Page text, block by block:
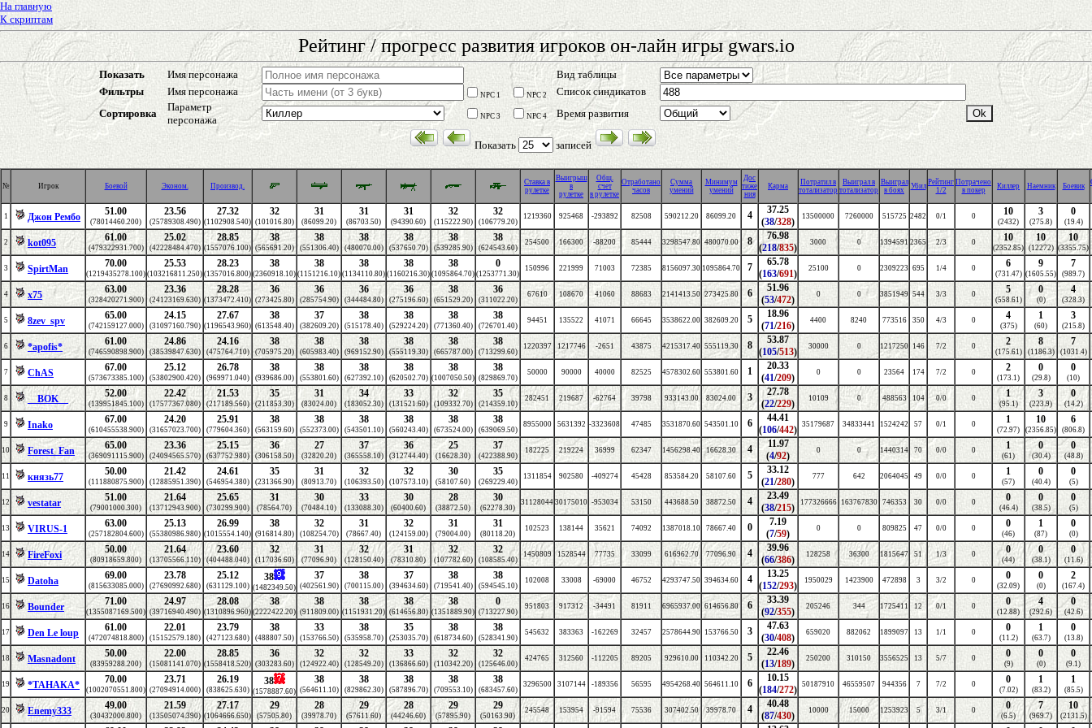
На главную
К скриптам
Рейтинг / прогресс развития игроков он-лайн игры gwars.io
Показать Имя персонажа
Вид таблицы
Фильтры
Имя персонажа NPC 1 NPC 2
Список синдикатов
Сортировка
Параметр
персонажа
NPC 3 NPC 4 Время развития
Показать записей
№ Игрок Боевой Эконом. Производ.
Cтавка в
рулетке
Выигрыш
в
рулетке
Общ.
счет
в рулетке
Отработано
часов
Сумма
умений
Минимум
умений
Дос
тиже
ния
Карма
Потратил в
тотализатор
Выиграл в
тотализатор
Выиграл
в боях
Убил Рейтинг
1/2
Потрачено
в покер
Киллер Наемник Боевик
1 Джон Рембо 51.00
(78014460.200)
23.56
(25789308.490)
27.32
(1102908.540)
32
(101016.80)
31
(86099.20)
31
(86703.50)
31
(94390.60)
32
(115222.90)
32
(106779.20)
1219360 925468 -293892 82508 590212.20 86099.20 4
37.25
(38/328) 13500000 7260000 515725 2482 0/1 0 10
(2432)
3
(275.8)
0
(19.4)
2 kot095 61.00
(479322931.700)
25.02
(42228484.470)
28.85
(1557076.100)
38
(565691.20)
38
(551306.40)
38
(480070.00)
38
(537650.70)
38
(539285.90)
38
(624543.60)
254500 166300 -88200 85444 3298547.80 480070.00 8
76.98
(218/835) 3000 0 1394591 2365 2/3 0 10
(2352.85)
10
(12272)
10
(3355.75)
3 SpirtMan 70.00
(1219435278.100)
25.53
(103216811.250)
28.23
(1357016.800)
38
(2360918.10)
38
(1151216.10)
38
(1134110.80)
38
(1160216.30)
38
(1095864.70)
0
(1253771.30)
150996 221999 71003 72385 8156097.30 1095864.70 7
65.78
(163/691) 25100 0 2309223 695 1/4 0 6
(731.47)
9
(1605.55)
7
(989.7)
4 x75 63.00
(328420271.900)
23.36
(24123169.630)
28.28
(1373472.410)
36
(273425.80)
36
(285754.90)
36
(344484.80)
36
(275196.60)
38
(651529.20)
36
(311022.20)
67610 108670 41060 88683 2141413.50 273425.80 6
51.96
(53/472) 0 0 3851949 544 3/3 0 5
(558.61)
0
(0)
4
(328.3)
5 8zev_spv 65.00
(742159127.000)
24.15
(31097160.790)
27.67
(1196543.960)
38
(613548.40)
37
(382609.20)
38
(515178.40)
38
(529224.20)
38
(771360.40)
38
(726701.40)
94451 135522 41071 66645 3538622.00 382609.20 5
18.96
(71/216) 4400 8240 773516 350 4/3 0 4
(375)
1
(60)
3
(215.8)
6 *apofis* 61.00
(746590898.900)
24.86
(38539847.630)
24.16
(475764.710)
38
(705975.20)
38
(605983.40)
38
(969152.90)
38
(555119.30)
38
(665787.00)
38
(713299.60)
1220397 1217746 -2651 43875 4215317.40 555119.30 8
53.87
(105/513) 30000 0 1217250 146 7/2 0 2
(175.61)
8
(1186.3)
7
(1031.4)
7 ChAS 67.00
(573673385.100)
25.12
(53802900.420)
26.78
(969971.040)
38
(939686.00)
38
(553801.60)
38
(627392.10)
38
(620502.70)
38
(1007050.50)
38
(829869.70)
50000 90000 40000 82525 4578302.60 553801.60 1
20.33
(41/209) 0 0 23564 174 7/2 0 2
(173.1)
0
(29.8)
0
(10)
8 __BOK__ 52.00
(139951845.100)
22.42
(17577367.080)
21.53
(217189.560)
35
(211853.30)
31
(83024.00)
34
(183052.30)
33
(131521.60)
32
(109332.70)
35
(214359.10)
282451 219687 -62764 39798 933143.00 83024.00 3
27.78
(22/229) 10109 0 488563 104 0/0 0 1
(95.1)
3
(223.9)
0
(14.2)
9 Inako 67.00
(610455538.900)
24.20
(31657023.700)
25.91
(779604.360)
38
(563159.60)
38
(552373.00)
38
(543501.10)
38
(560243.40)
38
(673524.00)
38
(639069.50)
8955000 5631392 -3323608 47485 3531870.60 543501.10 6
44.41
(106/442) 35179687 34833441 1524242 57 0/1 0 1
(72.97)
10
(2356.85)
6
(806.8)
10 Forest_Fan 65.00
(369091115.900)
23.36
(24094565.570)
25.15
(637752.980)
36
(306158.50)
27
(32820.20)
37
(365558.10)
36
(312744.40)
25
(16628.30)
37
(422388.90)
182225 219224 36999 62347 1456298.40 16628.30 4
11.97
(4/92) 0 0 1440314 70 0/0 0 1
(61)
0
(30.4)
0
(48.8)
11 князь77 50.00
(111880875.900)
21.42
(12885951.390)
24.61
(546954.380)
35
(231366.90)
31
(80913.70)
32
(106393.50)
32
(107573.10)
30
(58107.60)
35
(269229.40)
1311854 902580 -409274 45428 853584.20 58107.60 5
33.12
(21/280) 777 642 2064045 49 0/0 0 1
(57)
0
(40.4)
0
(5)
12 vestatar 51.00
(79001000.300)
21.64
(13712943.900)
25.65
(730299.900)
31
(78564.70)
30
(70484.10)
33
(133088.30)
30
(60400.60)
28
(38872.50)
30
(62278.30)
31128044 30175010 -953034 53150 443688.50 38872.50 4
23.49
(38/215) 177326666 163767830 746353 30 0/0 0 0
(46.4)
0
(38.5)
0
(5)
13 VIRUS-1 63.00
(257182804.600)
25.13
(55380986.980)
26.99
(1015554.140)
38
(916814.80)
32
(108254.70)
31
(78667.40)
32
(124159.00)
31
(79004.00)
31
(80118.20)
102523 138144 35621 74092 1387018.10 78667.40 0
7.19
(7/59) 0 0 809825 47 0/0 0 0
(46)
1
(87)
0
(0)
14 FireFoxi 50.00
(80918659.800)
21.64
(13705566.110)
23.60
(404488.040)
32
(117036.60)
31
(77096.90)
32
(128150.40)
31
(78310.80)
32
(107782.60)
32
(108585.40)
1450809 1528544 77735 33099 616962.70 77096.90 4
39.96
(66/386) 128258 36300 1815647 51 1/3 0 0
(44)
0
(38.1)
0
(11.6)
15 Datoha 69.00
(815633085.000)
23.78
(27690992.680)
25.12
(631129.100)
38
(1482349.50)
37
(402561.90)
38
(700115.00)
37
(394634.60)
38
(719541.40)
38
(594545.10)
102008 33008 -69000 46752 4293747.50 394634.60 4
13.25
(152/293) 1950029 1423900 472898 3 3/2 0 0
(32.09)
0
(0)
2
(167.4)
16 Bounder 71.00
(1355087169.500)
24.97
(39716940.490)
28.08
(1310896.960)
38
(2222422.20)
38
(911809.00)
38
(1151931.20)
38
(614656.80)
38
(1351889.90)
0
(713227.90)
951803 917312 -34491 81911 6965937.00 614656.80 6
33.39
(92/355) 205246 344 1725411 12 0/1 0 0
(12.88)
4
(292.6)
0
(42.6)
17 Den Le loup 61.00
(472074818.800)
22.01
(15152579.180)
23.79
(427123.680)
38
(488807.50)
33
(153766.50)
38
(535958.70)
35
(253035.70)
38
(618734.60)
38
(528341.90)
545632 383363 -162269 32457 2578644.90 153766.50 3
47.63
(30/408) 659020 882062 1899097 13 1/1 0 0
(11.2)
1
(63.7)
0
(13.8)
18 Masnadont 50.00
(83959288.200)
22.00
(15081141.070)
28.85
(1558418.520)
36
(303283.60)
32
(124922.40)
32
(128549.20)
33
(136866.60)
32
(110342.20)
32
(125646.00)
424765 312560 -112205 89205 929610.00 110342.20 5
22.46
(13/189) 250200 310150 3556525 13 5/7 0 0
(9)
0
(0)
0
(9.1)
19 *ТАНАКА* 70.00
(1002070551.800)
23.71
(27094914.000)
26.19
(838625.630)
38
(1578887.60)
38
(564611.10)
38
(829862.30)
38
(587896.70)
38
(709553.10)
38
(683457.60)
3296500 3107144 -189356 56595 4954268.40 564611.10 6
10.15
(184/272) 50187910 46559507 944356 7 7/2 0 0
(7.02)
1
(83.2)
1
(85.5)
20 Enemy333 49.00
(30432000.800)
21.59
(13505074.390)
27.17
(1064666.650)
29
(57505.80)
28
(39978.70)
29
(57611.60)
28
(44246.60)
29
(57895.90)
29
(50163.90)
245548 153954 -91594 75536 307402.50 39978.70 4
40.48
(87/430) 10000 15000 1253923 5 3/1 0 0
(6.5)
7
(969.7)
10
(2131.5)